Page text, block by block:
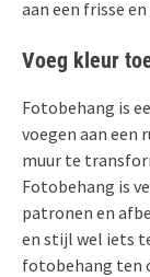
aan een frisse
Voeg kleur
Fotobehang is
voegen aan een
muur te
Fotobehang is
patronen en
en stijl wel iets
fotobehang ten